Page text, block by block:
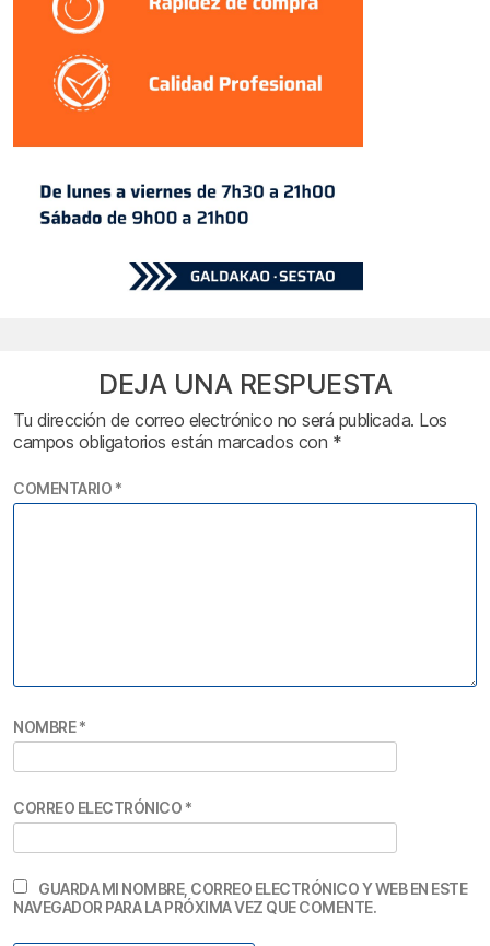
DEJA UNA RESPUESTA
Tu dirección de correo electrónico no será publicada. Los
campos obligatorios están marcados con *
COMENTARIO *
NOMBRE*
CORREO ELECTRÓNICO *
GUARDA MI NOMBRE, CORREO ELECTRÓNICO Y WEB EN ESTE
NAVEGADOR PARA LA PRÓXIMA VEZ QUE COMENTE.